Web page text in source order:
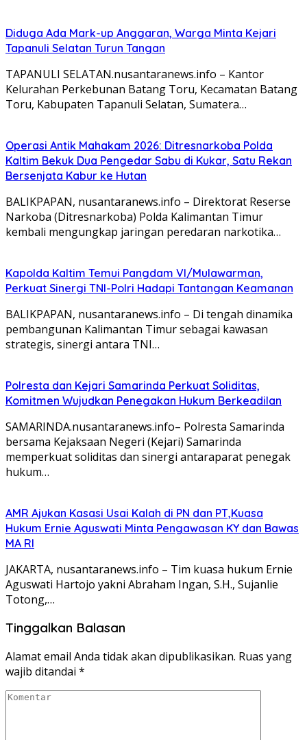
Diduga Ada Mark-up Anggaran, Warga Minta Kejari
Tapanuli Selatan Turun Tangan
TAPANULI SELATAN.nusantaranews.info – Kantor
Kelurahan Perkebunan Batang Toru, Kecamatan Batang
Toru, Kabupaten Tapanuli Selatan, Sumatera…
Operasi Antik Mahakam 2026: Ditresnarkoba Polda
Kaltim Bekuk Dua Pengedar Sabu di Kukar, Satu Rekan
Bersenjata Kabur ke Hutan
BALIKPAPAN, nusantaranews.info – Direktorat Reserse
Narkoba (Ditresnarkoba) Polda Kalimantan Timur
kembali mengungkap jaringan peredaran narkotika…
Kapolda Kaltim Temui Pangdam VI/Mulawarman,
Perkuat Sinergi TNI-Polri Hadapi Tantangan Keamanan
BALIKPAPAN, nusantaranews.info – Di tengah dinamika
pembangunan Kalimantan Timur sebagai kawasan
strategis, sinergi antara TNI…
Polresta dan Kejari Samarinda Perkuat Soliditas,
Komitmen Wujudkan Penegakan Hukum Berkeadilan
SAMARINDA.nusantaranews.info– Polresta Samarinda
bersama Kejaksaan Negeri (Kejari) Samarinda
memperkuat soliditas dan sinergi antaraparat penegak
hukum…
AMR Ajukan Kasasi Usai Kalah di PN dan PT,Kuasa
Hukum Ernie Aguswati Minta Pengawasan KY dan Bawas
MA RI
JAKARTA, nusantaranews.info – Tim kuasa hukum Ernie
Aguswati Hartojo yakni Abraham Ingan, S.H., Sujanlie
Totong,…
Tinggalkan Balasan
Alamat email Anda tidak akan dipublikasikan. Ruas yang
wajib ditandai *